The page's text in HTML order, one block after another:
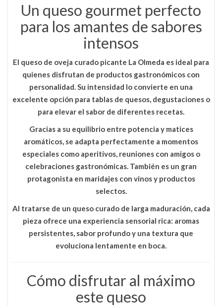
Un queso gourmet perfecto
para los amantes de sabores
intensos
El queso de oveja curado picante La Olmeda es ideal para
quienes disfrutan de productos gastronómicos con
personalidad. Su intensidad lo convierte en una
excelente opción para tablas de quesos, degustaciones o
para elevar el sabor de diferentes recetas.
Gracias a su equilibrio entre potencia y matices
aromáticos, se adapta perfectamente a momentos
especiales como aperitivos, reuniones con amigos o
celebraciones gastronómicas. También es un gran
protagonista en maridajes con vinos y productos
selectos.
Al tratarse de un queso curado de larga maduración, cada
pieza ofrece una experiencia sensorial rica: aromas
persistentes, sabor profundo y una textura que
evoluciona lentamente en boca.
Cómo disfrutar al máximo
este queso